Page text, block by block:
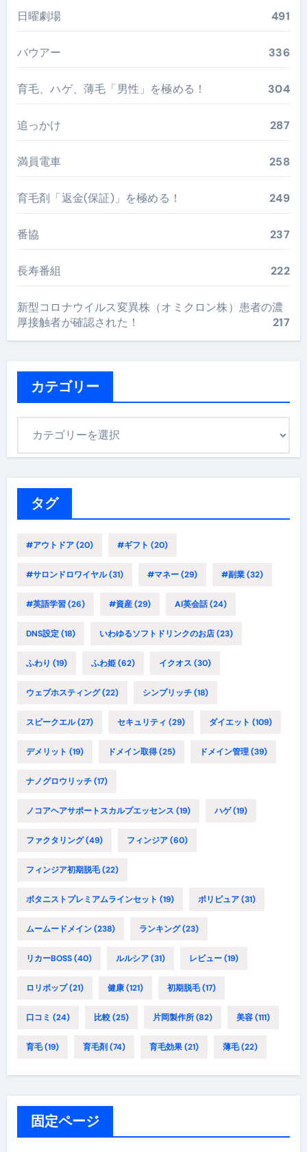
日曜劇場 491
バウアー 336
育毛、ハゲ、薄毛「男性」を極める！ 304
追っかけ 287
満員電車 258
育毛剤「返金(保証)」を極める！ 249
番協 237
長寿番組 222
新型コロナウイルス変異株（オミクロン株）患者の濃
厚接触者が確認された！
217
カテゴリー
タグ
#アウトドア(20) #ギフト (20)
#サロンドロワイヤル(31) #マネー(29) #副業(32)
#英語学習(26) #資産(29) AI英会話(24)
DNS設定(18) いわゆるソフトドリンクのお店(23)
ふわり (19) ふわ姫(62) イクオス (30)
ウェブホスティング(22) シンプリッチ(18)
スピークエル(27) セキュリティ (29) ダイエット (109)
デメリット (19) ドメイン取得(25) ドメイン管理(39)
ナノグロウリッチ(17)
ノコアヘアサポートスカルプエッセンス (19) ハゲ(19)
ファクタリング(49) フィンジア(60)
フィンジア初期脱毛(22)
ボタニストプレミアムラインセット (19) ポリピュア(31)
ムームードメイン(238) ランキング(23)
リカーBOSS(40) ルルシア(31) レビュー(19)
ロリポップ(21) 健康(121) 初期脱毛(17)
口コミ (24) 比較(25) 片岡製作所(82) 美容(111)
育毛(19) 育毛剤 (74) 育毛効果(21) 薄毛(22)
固定ページ